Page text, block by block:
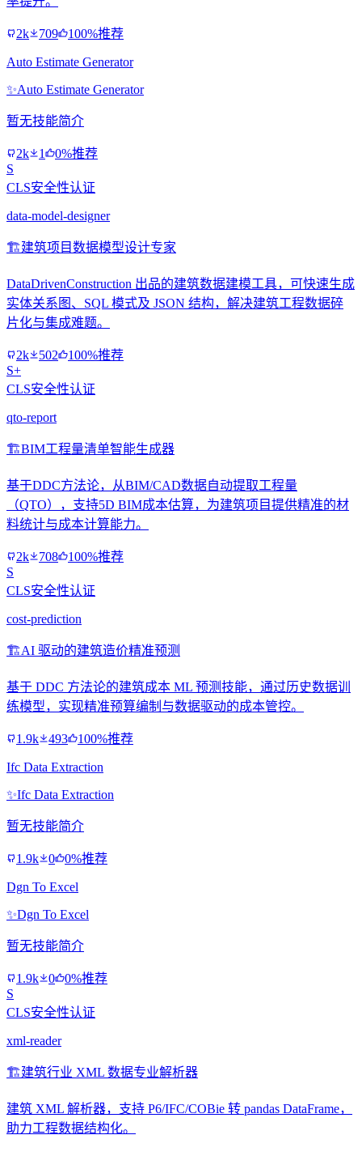
2k 709 100%推荐
Auto Estimate Generator
✨Auto Estimate Generator
暂无技能简介
2k 1
0%推荐
S
CLS安全性认证
data-model-designer
🏗️建筑项目数据模型设计专家
DataDrivenConstruction 出品的建筑数据建模工具，可快速生成
实体关系图、SQL 模式及 JSON 结构，解决建筑工程数据碎
片化与集成难题。
2k 502
100%推荐
S+
CLS安全性认证
qto-report
🏗️BIM工程量清单智能生成器
基于DDC方法论，从BIM/CAD数据自动提取工程量
（QTO），支持5D BIM成本估算，为建筑项目提供精准的材
料统计与成本计算能力。
2k 708
100%推荐
S
CLS安全性认证
cost-prediction
🏗️AI 驱动的建筑造价精准预测
基于 DDC 方法论的建筑成本 ML 预测技能，通过历史数据训
练模型，实现精准预算编制与数据驱动的成本管控。
1.9k 493 100%推荐
Ifc Data Extraction
✨Ifc Data Extraction
暂无技能简介
1.9k 0 0%推荐
Dgn To Excel
✨Dgn To Excel
暂无技能简介
1.9k 0
0%推荐
S
CLS安全性认证
xml-reader
🏗️建筑行业 XML 数据专业解析器
建筑 XML 解析器，支持 P6/IFC/COBie 转 pandas DataFrame，
助力工程数据结构化。